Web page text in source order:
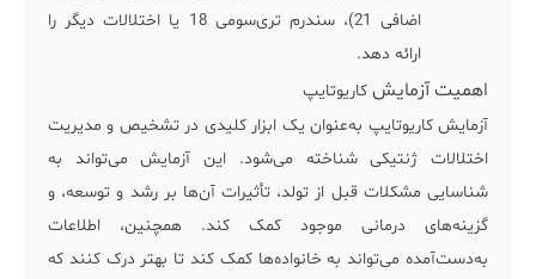
اضافی 21)، سندرم تری‌سومی 18 یا اختلالات دیگر را
ارائه دهد.
اهمیت آزمایش کاریوتایپ
آزمایش کاریوتایپ به‌عنوان یک ابزار کلیدی در تشخیص و مدیریت
اختلالات ژنتیکی شناخته می‌شود. این آزمایش می‌تواند به
شناسایی مشکلات قبل از تولد، تأثیرات آن‌ها بر رشد و توسعه، و
گزینه‌های درمانی موجود کمک کند. همچنین، اطلاعات
به‌دست‌آمده می‌تواند به خانواده‌ها کمک کند تا بهتر درک کنند که